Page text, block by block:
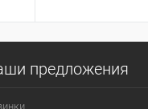
предложения